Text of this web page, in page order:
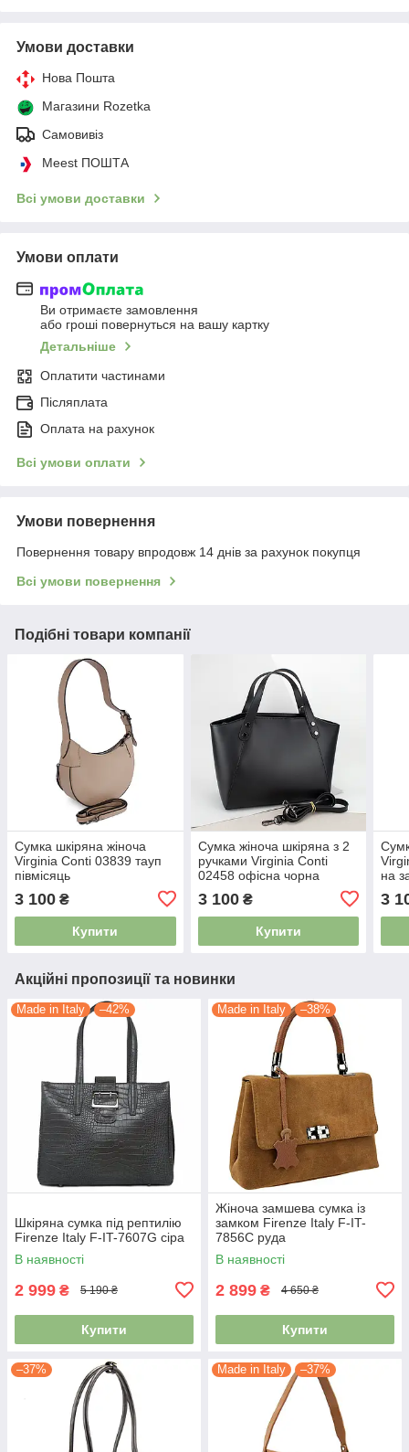
Умови доставки
Нова Пошта
Магазини Rozetka
Самовивіз
Meest ПОШТА
Всі умови доставки
Умови оплати
Ви отримаєте замовлення
або гроші повернуться на вашу картку
Детальніше
Оплатити частинами
Післяплата
Оплата на рахунок
Всі умови оплати
Умови повернення
Повернення товару впродовж 14 днів за рахунок покупця
Всі умови повернення
Подібні товари компанії
Сумка шкіряна жіноча
Virginia Conti 03839 тауп
півмісяць
3 100 ₴
Купити
Сумка жіноча шкіряна з 2
ручками Virginia Conti
02458 офісна чорна
3 100₴
Купити
на
3
Акційні пропозиції та новинки
Made in Italy –42%
Шкіряна сумка під рептилію
Firenze Italy F-IT-7607G сіра
В наявності
2 999 ₴ 5 190 ₴
Купити
Made in Italy –38%
Жіноча замшева сумка із
замком Firenze Italy F-IT-
7856C руда
В наявності
2 899 ₴ 4 650 ₴
Купити
–37% Made in Italy –37%